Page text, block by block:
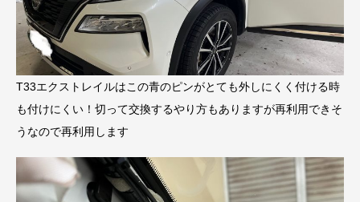
T33エクストレイルはこの青のピンがとても外しにくく付ける時
も付けにくい！切って交換するやり方もありますが再利用できそ
うなので再利用します